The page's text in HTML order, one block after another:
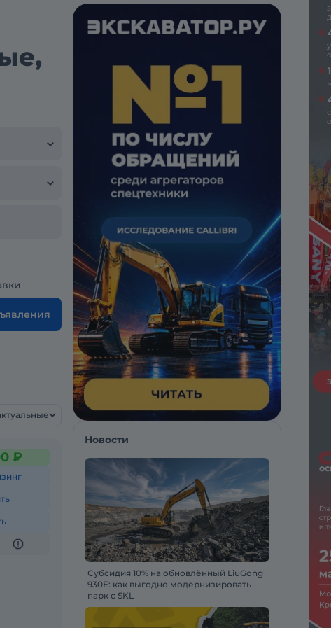
₽
Новости
Субсидия 10% на обновлённый LiuGong
930E: как выгодно модернизировать
парк с SKL